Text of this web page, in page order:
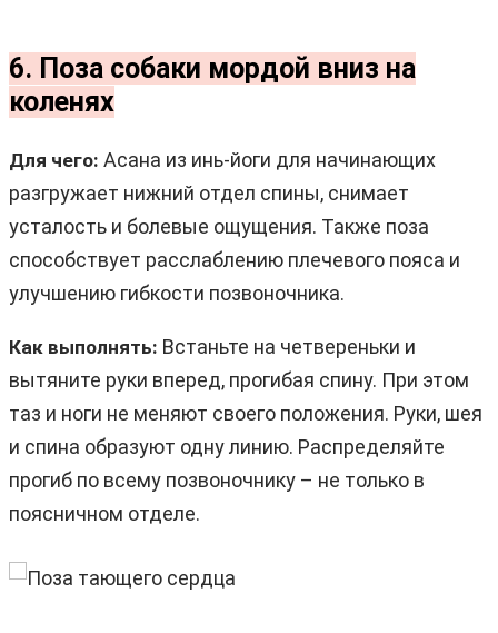
6. Поза собаки мордой вниз на
коленях
Для чего: Асана из инь-йоги для начинающих
разгружает нижний отдел спины, снимает
усталость и болевые ощущения. Также поза
способствует расслаблению плечевого пояса и
улучшению гибкости позвоночника.
Как выполнять: Встаньте на четвереньки и
вытяните руки вперед, прогибая спину. При этом
таз и ноги не меняют своего положения. Руки, шея
и спина образуют одну линию. Распределяйте
прогиб по всему позвоночнику – не только в
поясничном отделе.